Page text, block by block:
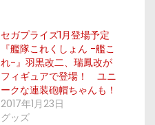
セガプライズ1月登場予定
『艦隊これくしょん -艦こ
れ-』羽黒改二、瑞鳳改が
フィギュアで登場！ ユニ
ークな連装砲帽ちゃんも！
2017年1月23日
グッズ